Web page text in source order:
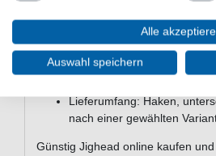
Haken für Softbaits
runder Kopf
scharfe Cutting Point Spitze
Lieferumfang: Haken,
nach einer gewählten
Günstig Jighead online kaufen
Alle
Auswahl speichern